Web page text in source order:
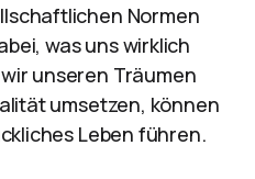
Normen
was uns wirklich
unseren Träumen
umsetzen, können
Leben führen.